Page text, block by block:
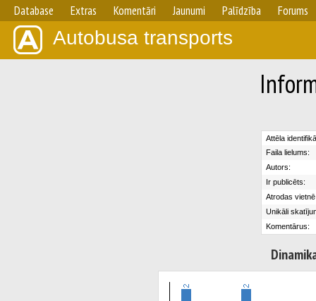
Database Extras Komentāri Jaunumi Palīdzība Forums
Autobusa transports
Attēla
Faila lielums:
Autors:
Ir publicēts:
Atrodas
Unikāli
Komentārus: